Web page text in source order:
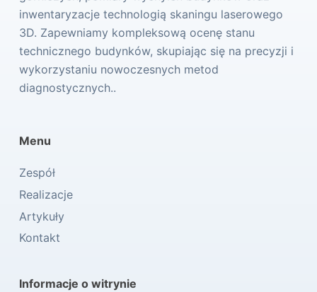
inwentaryzacje technologią skaningu laserowego
3D. Zapewniamy kompleksową ocenę stanu
technicznego budynków, skupiając się na precyzji i
wykorzystaniu nowoczesnych metod
diagnostycznych..
Menu
Zespół
Realizacje
Artykuły
Kontakt
Informacje o witrynie